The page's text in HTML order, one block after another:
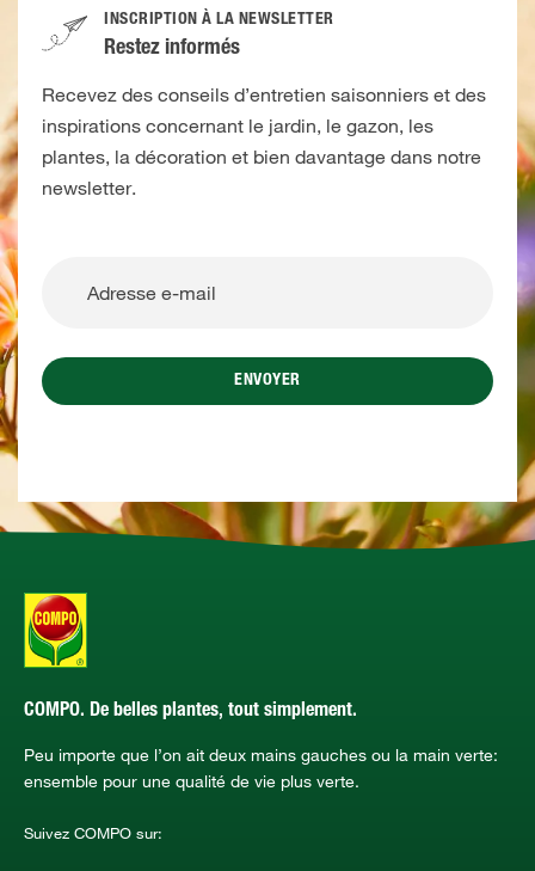
INSCRIPTION À LA NEWSLETTER
Restez informés
Recevez des conseils d’entretien saisonniers et des
inspirations concernant le jardin, le gazon, les
plantes, la décoration et bien davantage dans notre
newsletter.
ENVOYER
COMPO. De belles plantes, tout simplement.
Peu importe que l’on ait deux mains gauches ou la main verte:
ensemble pour une qualité de vie plus verte.
Suivez COMPO sur: